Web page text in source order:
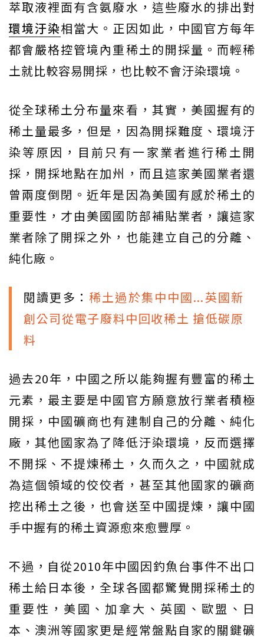
萃取液裡面有含氨廢水，這些廢水的排出對
環境汙染相當大。正因如此，中國官方每年
都會嚴格控管境內重稀土的開採量。而輕稀
土就比較容易開採，也比較不會汙染環境。
從全球稀土分布量來看，其實，美國握有的
稀土量最多，但是，因為開採難度、環境汙
染等原因，目前只有一家業者進行稀土開
採，開採地點在加州，而且這家美國業者還
曾兩度倒閉。近年是因為美國有感於稀土的
重要性，才由美國國防部補貼業者，讓這家
業者除了開採之外，也能建立自己的分離、
純化廠。
閱讀更多： 稀土過於集中中國...英國新
創公司從電子廢料中回收稀土 搶低碳原
料
過去20年，中國之所以能夠握有豐富的稀土
元素，最主要是中國官方願意放行業者積極
開採，中國礦商也有建制自己的分離、純化
廠，其他國家為了降低汙染環境，反而選擇
不開採、不提煉稀土，久而久之，中國就成
為這個領域的佼佼者，甚至其他國家的礦商
挖出稀土之後，也會送至中國提煉，讓中國
手中握有的稀土資源愈來愈豐厚。
不過，自從2010年中國因釣魚台事件不出口
稀土給日本後，全球各國都驚覺開採稀土的
重要性，美國、加拿大、英國、歐盟、日
本、澳洲等國家更是經常盤點自家的關鍵礦